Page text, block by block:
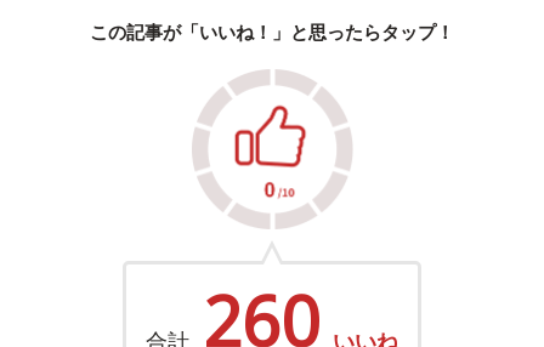
この記事が「いいね！」と思ったらタップ！
合計 260 いいね